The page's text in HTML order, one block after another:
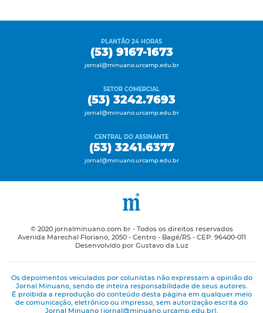
PLANTÃO 24 HORAS
(53) 9167-1673
jornal@minuano.urcamp.edu.br
SETOR COMERCIAL
(53) 3242.7693
jornal@minuano.urcamp.edu.br
CENTRAL DO ASSINANTE
(53) 3241.6377
jornal@minuano.urcamp.edu.br
© 2020 jornalminuano.com.br - Todos os direitos reservados
Avenida Marechal Floriano, 2050 - Centro - Bagé/RS - CEP: 96400-011
Desenvolvido por Gustavo da Luz
Os depoimentos veiculados por colunistas não expressam a opinião do
Jornal Minuano, sendo de inteira responsabilidade de seus autores.
É proibida a reprodução do conteúdo desta página em qualquer meio
de comunicação, eletrônico ou impresso, sem autorização escrita do
Jornal Minuano (jornal@minuano.urcamp.edu.br).